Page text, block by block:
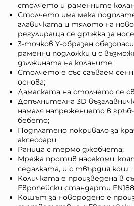
столчето и раменните
Столчето има мека
главичката и тялото на
регулираща се дръжка за
3-точков Y-образен
раменни подложки и с
дължината на коланите;
Столчето е със сгъваем
основа;
Дамаската на столчето се
Допълнителна 3D
намаля напрежението в
бебето;
Подплатено покривало за
аксесоари;
Раница с термо джобчета;
Мрежа против насекоми,
седалката, и с твърдия кош;
Количката е произведена в
Европейски стандарти
Кошът за новородено е